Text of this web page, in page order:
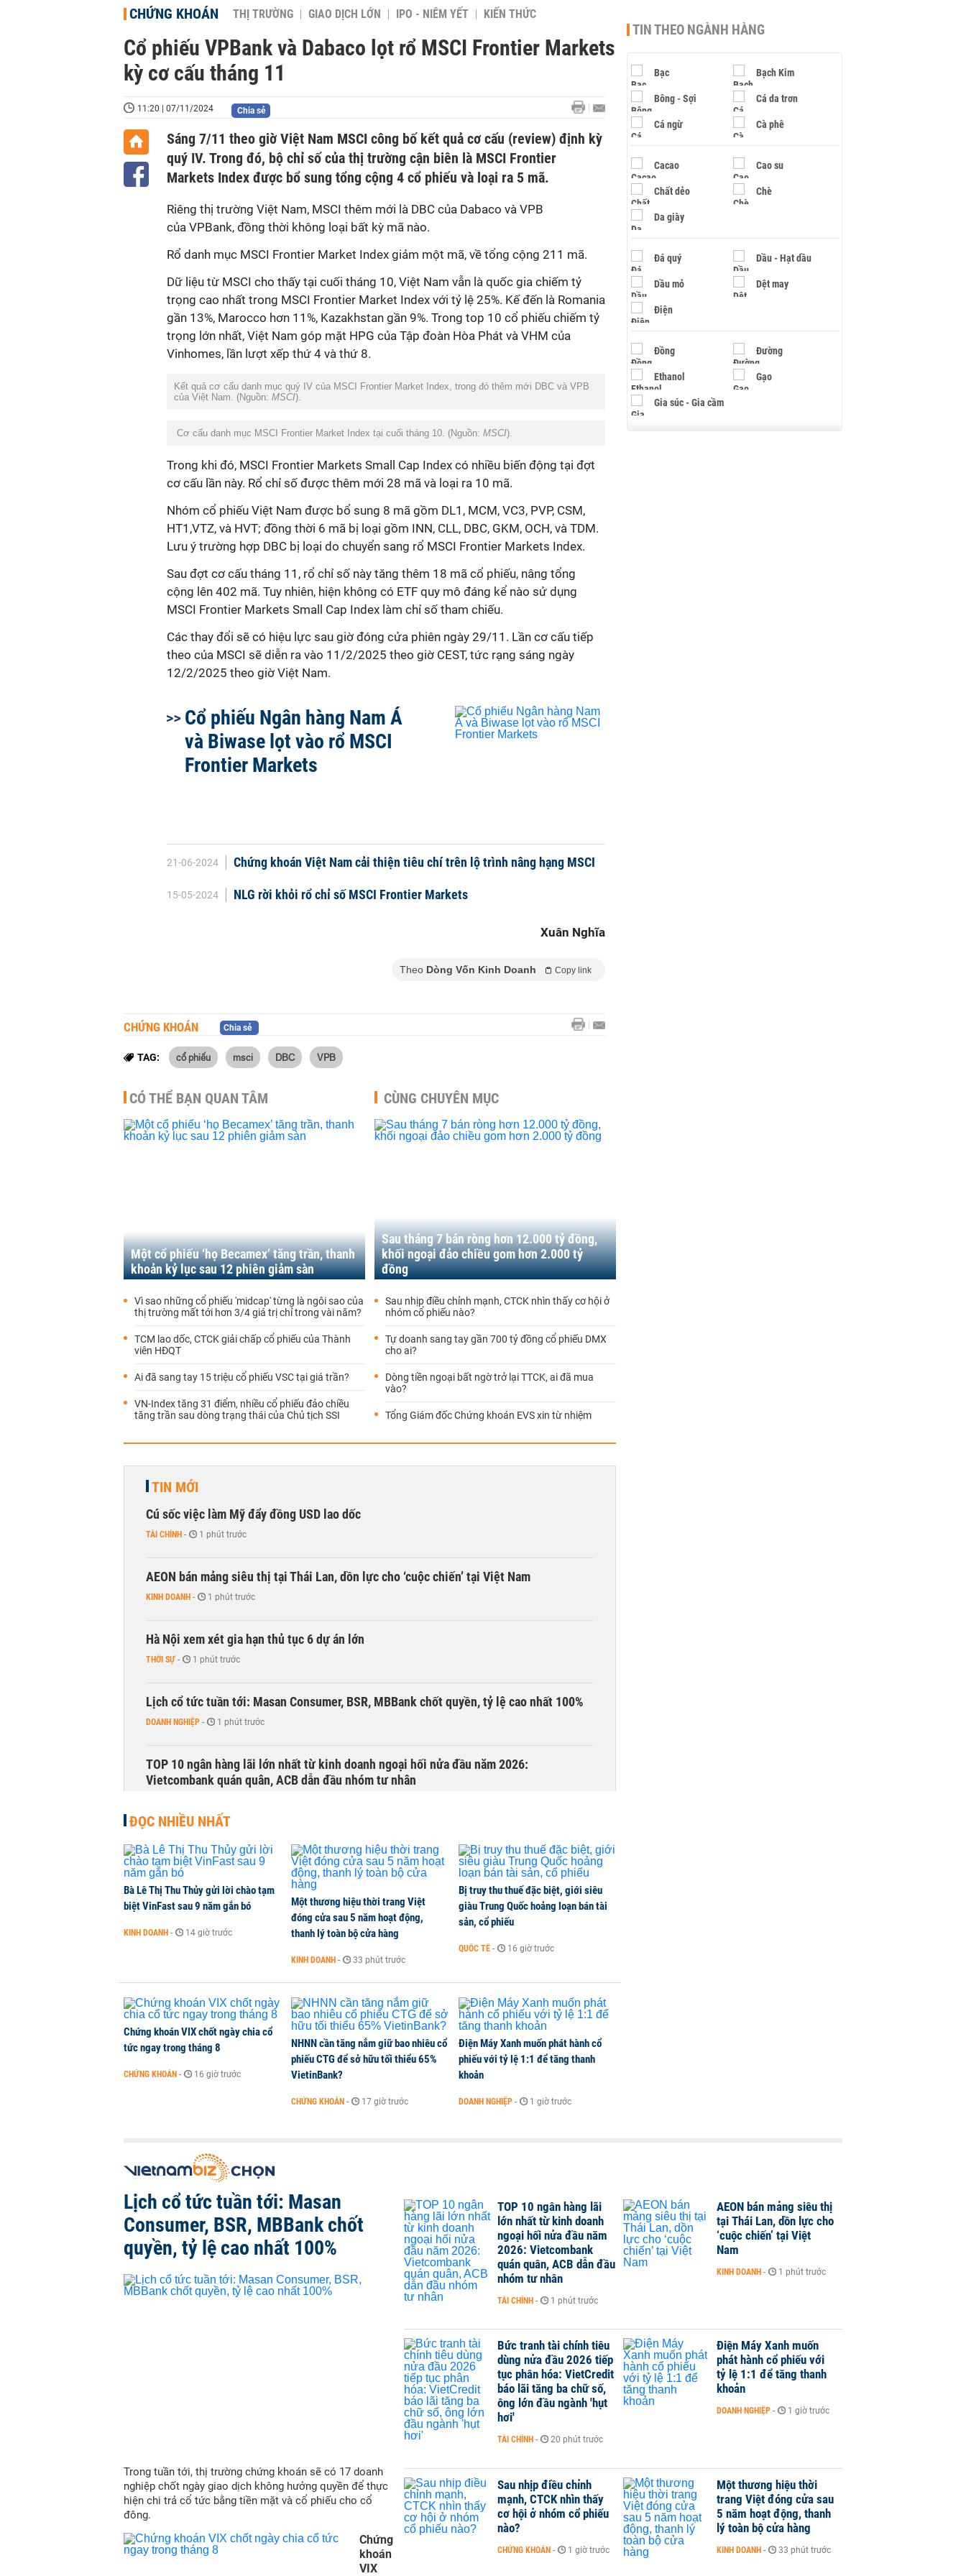
CHỨNG KHOÁN THỊ TRƯỜNG GIAO DỊCH LỚN IPO - NIÊM YẾT KIẾN THỨC
Cổ phiếu VPBank và Dabaco lọt rổ MSCI Frontier Markets
kỳ cơ cấu tháng 11
11:20 | 07/11/2024 Chia sẻ
Sáng 7/11 theo giờ Việt Nam MSCI công bố kết quả cơ cấu (review) định kỳ
quý IV. Trong đó, bộ chỉ số của thị trường cận biên là MSCI Frontier
Markets Index được bổ sung tổng cộng 4 cổ phiếu và loại ra 5 mã.
Riêng thị trường Việt Nam, MSCI thêm mới là DBC của Dabaco và VPB
của VPBank, đồng thời không loại bất kỳ mã nào.
Rổ danh mục MSCI Frontier Market Index giảm một mã, về tổng cộng 211 mã.
Dữ liệu từ MSCI cho thấy tại cuối tháng 10, Việt Nam vẫn là quốc gia chiếm tỷ
trọng cao nhất trong MSCI Frontier Market Index với tỷ lệ 25%. Kế đến là Romania
gần 13%, Marocco hơn 11%, Kazakhstan gần 9%. Trong top 10 cổ phiếu chiếm tỷ
trọng lớn nhất, Việt Nam góp mặt HPG của Tập đoàn Hòa Phát và VHM của
Vinhomes, lần lượt xếp thứ 4 và thứ 8.
Kết quả cơ cấu danh mục quý IV của MSCI Frontier Market Index, trong đó thêm mới DBC và VPB
của Việt Nam. (Nguồn: MSCI).
Cơ cấu danh mục MSCI Frontier Market Index tại cuối tháng 10. (Nguồn: MSCI).
Trong khi đó, MSCI Frontier Markets Small Cap Index có nhiều biến động tại đợt
cơ cấu lần này. Rổ chỉ số được thêm mới 28 mã và loại ra 10 mã.
Nhóm cổ phiếu Việt Nam được bổ sung 8 mã gồm DL1, MCM, VC3, PVP, CSM,
HT1,VTZ, và HVT; đồng thời 6 mã bị loại gồm INN, CLL, DBC, GKM, OCH, và TDM.
Lưu ý trường hợp DBC bị loại do chuyển sang rổ MSCI Frontier Markets Index.
Sau đợt cơ cấu tháng 11, rổ chỉ số này tăng thêm 18 mã cổ phiếu, nâng tổng
cộng lên 402 mã. Tuy nhiên, hiện không có ETF quy mô đáng kể nào sử dụng
MSCI Frontier Markets Small Cap Index làm chỉ số tham chiếu.
Các thay đổi sẽ có hiệu lực sau giờ đóng cửa phiên ngày 29/11. Lần cơ cấu tiếp
theo của MSCI sẽ diễn ra vào 11/2/2025 theo giờ CEST, tức rạng sáng ngày
12/2/2025 theo giờ Việt Nam.
Cổ phiếu Ngân hàng Nam Á
và Biwase lọt vào rổ MSCI
Frontier Markets
21-06-2024 Chứng khoán Việt Nam cải thiện tiêu chí trên lộ trình nâng hạng MSCI
15-05-2024 NLG rời khỏi rổ chỉ số MSCI Frontier Markets
Xuân Nghĩa
Theo Dòng Vốn Kinh Doanh Copy link
CHỨNG KHOÁN Chia sẻ
TAG: cổ phiếu msci DBC VPB
CÓ THỂ BẠN QUAN TÂM
Một cổ phiếu ‘họ Becamex’ tăng trần, thanh
khoản kỷ lục sau 12 phiên giảm sàn
Vì sao những cổ phiếu 'midcap' từng là ngôi sao của
thị trường mất tới hơn 3/4 giá trị chỉ trong vài năm?
TCM lao dốc, CTCK giải chấp cổ phiếu của Thành
viên HĐQT
Ai đã sang tay 15 triệu cổ phiếu VSC tại giá trần?
VN-Index tăng 31 điểm, nhiều cổ phiếu đảo chiều
tăng trần sau dòng trạng thái của Chủ tịch SSI
CÙNG CHUYÊN MỤC
Sau tháng 7 bán ròng hơn 12.000 tỷ đồng,
khối ngoại đảo chiều gom hơn 2.000 tỷ
đồng
Sau nhịp điều chỉnh mạnh, CTCK nhìn thấy cơ hội ở
nhóm cổ phiếu nào?
Tự doanh sang tay gần 700 tỷ đồng cổ phiếu DMX
cho ai?
Dòng tiền ngoại bất ngờ trở lại TTCK, ai đã mua
vào?
Tổng Giám đốc Chứng khoán EVS xin từ nhiệm
TIN MỚI
Cú sốc việc làm Mỹ đẩy đồng USD lao dốc
TÀI CHÍNH - 1 phút trước
AEON bán mảng siêu thị tại Thái Lan, dồn lực cho ‘cuộc chiến’ tại Việt Nam
KINH DOANH - 1 phút trước
Hà Nội xem xét gia hạn thủ tục 6 dự án lớn
THỜI SỰ - 1 phút trước
Lịch cổ tức tuần tới: Masan Consumer, BSR, MBBank chốt quyền, tỷ lệ cao nhất 100%
DOANH NGHIỆP - 1 phút trước
TOP 10 ngân hàng lãi lớn nhất từ kinh doanh ngoại hối nửa đầu năm 2026:
Vietcombank quán quân, ACB dẫn đầu nhóm tư nhân
Vì sao bỗng dưng đứng tên doanh nghiệp, hộ kinh doanh?
KINH DOANH 1 phút trước
Thuế mới của Mỹ tạo thêm sức ép lên thủy sản Việt
Sau tháng 7 bán ròng hơn 12.000 tỷ đồng, khối ngoại đảo chiều gom hơn 2.000 tỷ
đồng
CHỨNG KHOÁN - 1 phút trước
ĐỌC NHIỀU NHẤT
Bà Lê Thị Thu Thủy gửi lời chào tạm
biệt VinFast sau 9 năm gắn bó
KINH DOANH - 14 giờ trước
Một thương hiệu thời trang Việt
đóng cửa sau 5 năm hoạt động,
thanh lý toàn bộ cửa hàng
KINH DOANH - 33 phút trước
Bị truy thu thuế đặc biệt, giới siêu
giàu Trung Quốc hoảng loạn bán tài
sản, cổ phiếu
QUỐC TẾ - 16 giờ trước
Chứng khoán VIX chốt ngày chia cổ
tức ngay trong tháng 8
CHỨNG KHOÁN - 16 giờ trước
NHNN cần tăng nắm giữ bao nhiêu cổ
phiếu CTG để sở hữu tối thiểu 65%
VietinBank?
CHỨNG KHOÁN - 17 giờ trước
Điện Máy Xanh muốn phát hành cổ
phiếu với tỷ lệ 1:1 để tăng thanh
khoản
DOANH NGHIỆP - 1 giờ trước
TIN THEO NGÀNH HÀNG
Bạc Bạch Kim
Bông - Sợi Cá da trơn
Cá ngừ Cà phê
Cacao Cao su
Chất dẻo Chè
Da giày
Đá quý Dầu - Hạt dầu
Dầu mỏ Dệt may
Điện
Đồng Đường
Ethanol Gạo
Gia súc - Gia cầm
Lịch cổ tức tuần tới: Masan
Consumer, BSR, MBBank chốt
quyền, tỷ lệ cao nhất 100%
Trong tuần tới, thị trường chứng khoán sẽ có 17 doanh
nghiệp chốt ngày giao dịch không hưởng quyền để thực
hiện chi trả cổ tức bằng tiền mặt và cổ phiếu cho cổ
đông.
Chứng
khoán
VIX
TOP 10 ngân hàng lãi
lớn nhất từ kinh doanh
ngoại hối nửa đầu năm
2026: Vietcombank
quán quân, ACB dẫn đầu
nhóm tư nhân
TÀI CHÍNH - 1 phút trước
AEON bán mảng siêu thị
tại Thái Lan, dồn lực cho
‘cuộc chiến’ tại Việt
Nam
KINH DOANH - 1 phút trước
Bức tranh tài chính tiêu
dùng nửa đầu 2026 tiếp
tục phân hóa: VietCredit
báo lãi tăng ba chữ số,
ông lớn đầu ngành 'hụt
hơi'
TÀI CHÍNH - 20 phút trước
Điện Máy Xanh muốn
phát hành cổ phiếu với
tỷ lệ 1:1 để tăng thanh
khoản
DOANH NGHIỆP - 1 giờ trước
Sau nhịp điều chỉnh
mạnh, CTCK nhìn thấy
cơ hội ở nhóm cổ phiếu
nào?
CHỨNG KHOÁN - 1 giờ trước
Một thương hiệu thời
trang Việt đóng cửa sau
5 năm hoạt động, thanh
lý toàn bộ cửa hàng
KINH DOANH - 33 phút trước